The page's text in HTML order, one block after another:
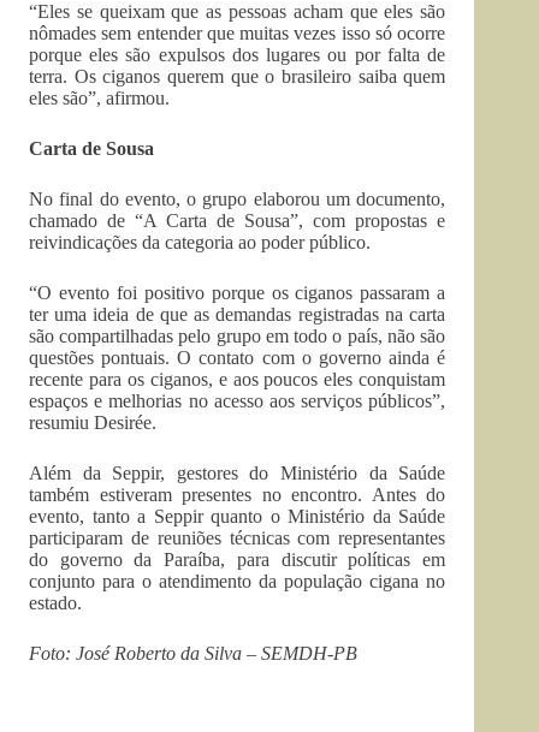
“Eles se queixam que as pessoas acham que eles são
nômades sem entender que muitas vezes isso só ocorre
porque eles são expulsos dos lugares ou por falta de
terra. Os ciganos querem que o brasileiro saiba quem
eles são”, afirmou.
Carta de Sousa
No final do evento, o grupo elaborou um documento,
chamado de “A Carta de Sousa”, com propostas e
reivindicações da categoria ao poder público.
“O evento foi positivo porque os ciganos passaram a
ter uma ideia de que as demandas registradas na carta
são compartilhadas pelo grupo em todo o país, não são
questões pontuais. O contato com o governo ainda é
recente para os ciganos, e aos poucos eles conquistam
espaços e melhorias no acesso aos serviços públicos”,
resumiu Desirée.
Além da Seppir, gestores do Ministério da Saúde
também estiveram presentes no encontro. Antes do
evento, tanto a Seppir quanto o Ministério da Saúde
participaram de reuniões técnicas com representantes
do governo da Paraíba, para discutir políticas em
conjunto para o atendimento da população cigana no
estado.
Foto: José Roberto da Silva – SEMDH-PB